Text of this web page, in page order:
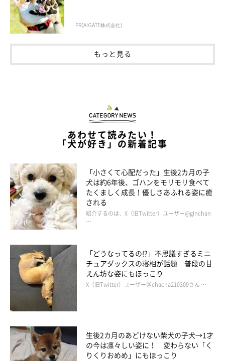
PR(AIGATE株式会社)
もっと見る
あわせて読みたい！
「犬が好き」の新着記事
「小さくて心配だった」生後2カ月の子
犬は約6年後、ゴハンをモリモリ食べて
たくましく成長！優しさあふれる姿に癒
される
紹介するのは、X（旧Twitter）ユーザー@ginchan
…
「どうなってるの!?」不思議すぎるミニ
チュアダックスの寝相が話題 普段の甘
えん坊な姿にもほっこり
X（旧Twitter）ユーザー＠chacha210309さん …
生後2カ月のあどけない柴犬の子犬→1才
の今は凛々しい姿に！ 変わらない「く
りくりおめめ」にもほっこり